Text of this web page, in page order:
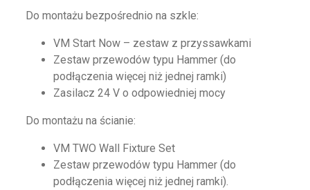
Do montażu bezpośrednio na szkle:
VM Start Now – zestaw z przyssawkami
Zestaw przewodów typu Hammer (do
podłączenia więcej niż jednej ramki)
Zasilacz 24 V o odpowiedniej mocy
Do montażu na ścianie:
VM TWO Wall Fixture Set
Zestaw przewodów typu Hammer (do
podłączenia więcej niż jednej ramki).